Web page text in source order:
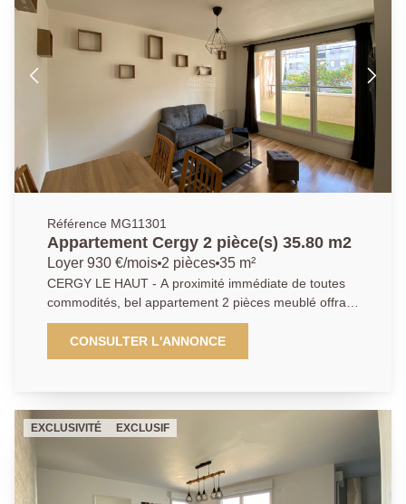
Référence MG11301
Appartement Cergy 2 pièce(s) 35.80 m2
Loyer 930 €/mois 2 pièces 35 m²
CERGY LE HAUT - A proximité immédiate de toutes
commodités, bel appartement 2 pièces meublé offrant
entrée avec placard, séjour ouvrant sur loggia, cuisine
aménagée et équipée, chambre avec placard, salle
de bains avec WC. Pour compléter ce bien, une place
plus réactifs ! DPE en cours Libre Loyer 930 € dont
107 € de charges (Ent. PC, eau froide, TOM)
Dépôt de garantie 1 646 € EXCLUSIVITE AP/MG 01
CONSULTER L'ANNONCE
EXCLUSIVITÉ EXCLUSIF